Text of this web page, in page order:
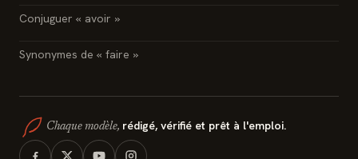
Conjuguer « avoir »
Synonymes de « faire »
Chaque modèle, rédigé, vérifié et prêt à l'emploi.